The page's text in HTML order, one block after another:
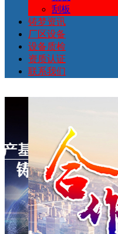
刮板
铸梦资讯
厂区设备
设备质检
资质认证
联系我们